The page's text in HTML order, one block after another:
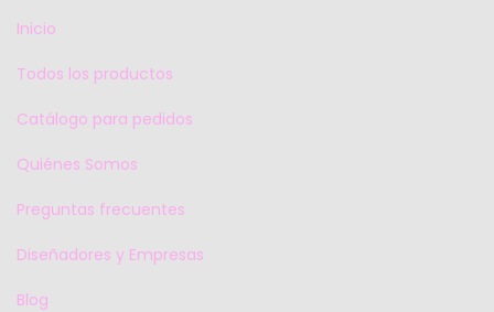
Inicio
Todos los productos
Catálogo para pedidos
Quiénes Somos
Preguntas frecuentes
Diseñadores y Empresas
Blog